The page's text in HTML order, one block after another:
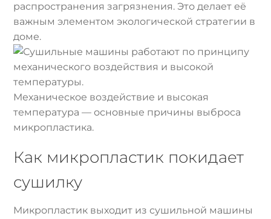
распространения загрязнения. Это делает её
важным элементом экологической стратегии в
доме.
Механическое воздействие и высокая
температура — основные причины выброса
микропластика.
Как микропластик покидает
сушилку
Микропластик выходит из сушильной машины